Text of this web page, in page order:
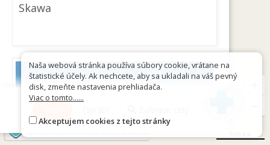
Skawa
Naša webová stránka používa súbory cookie, vrátane na
štatistické účely. Ak nechcete, aby sa ukladali na váš pevný
disk, zmeňte nastavenia prehliadača.
Viac o tomto......
Akceptujem cookies z tejto stránky